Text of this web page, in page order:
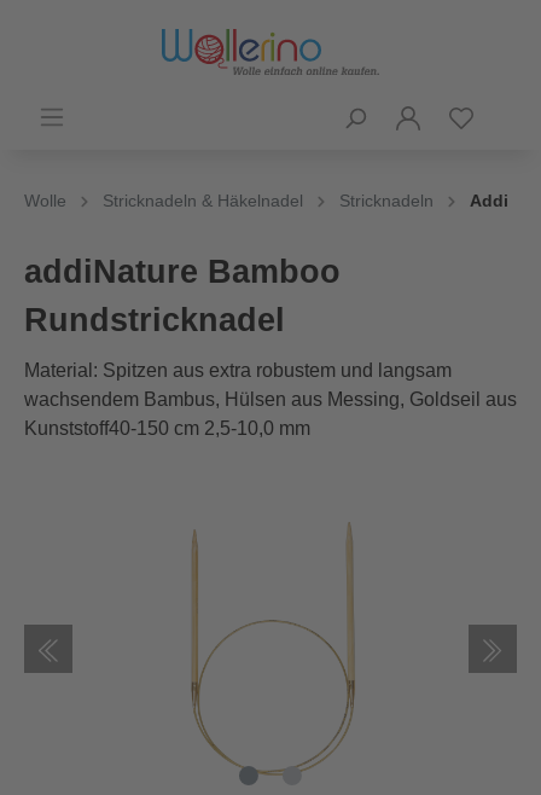
Wolle Stricknadeln & Häkelnadel Stricknadeln Addi
addiNature Bamboo
Rundstricknadel
Material: Spitzen aus extra robustem und langsam
wachsendem Bambus, Hülsen aus Messing, Goldseil aus
Kunststoff40-150 cm 2,5-10,0 mm